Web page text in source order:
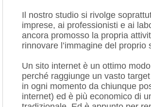
Il nostro studio si rivolge
imprese, ai professionisti e ai
ancora promosso la propria
rinnovare l’immagine del proprio
Un sito internet è un ottimo
perché raggiunge un vasto
in ogni momento da chiunque
internet) ed è più economico di